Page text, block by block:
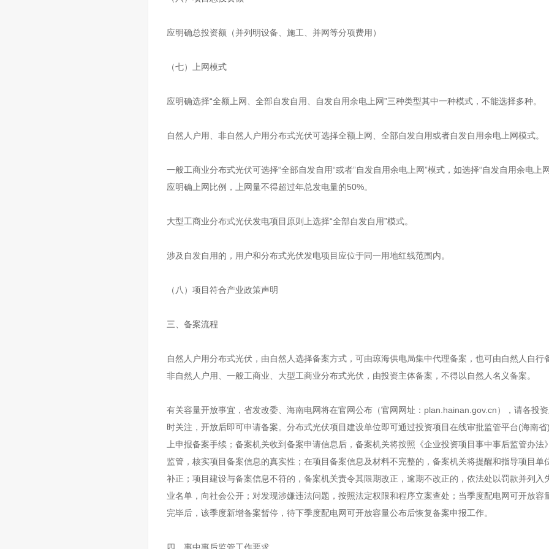
应明确总投资额（并列明设备、施工、并网等分项费用）
（七）上网模式
应明确选择“全额上网、全部自发自用、自发自用余电上网”三种类型其中一种模式，不能选择多种。
自然人户用、非自然人户用分布式光伏可选择全额上网、全部自发自用或者自发自用余电上网模式。
一般工商业分布式光伏可选择“全部自发自用“或者”自发自用余电上网”模式，如选择“自发自用余电上
应明确上网比例，上网量不得超过年总发电量的50%。
大型工商业分布式光伏发电项目原则上选择“全部自发自用”模式。
涉及自发自用的，用户和分布式光伏发电项目应位于同一用地红线范围内。
（八）项目符合产业政策声明
三、备案流程
自然人户用分布式光伏，由自然人选择备案方式，可由琼海供电局集中代理备案，也可由自然人自行
非自然人户用、一般工商业、大型工商业分布式光伏，由投资主体备案，不得以自然人名义备案。
有关容量开放事宜，省发改委、海南电网将在官网公布（官网网址：plan.hainan.gov.cn），请各投
时关注，开放后即可申请备案。分布式光伏项目建设单位即可通过投资项目在线审批监管平台(海南
上申报备案手续；备案机关收到备案申请信息后，备案机关将按照《企业投资项目事中事后监管办法
监管，核实项目备案信息的真实性；在项目备案信息及材料不完整的，备案机关将提醒和指导项目单
补正；项目建设与备案信息不符的，备案机关责令其限期改正，逾期不改正的，依法处以罚款并列入
业名单，向社会公开；对发现涉嫌违法问题，按照法定权限和程序立案查处；当季度配电网可开放容
完毕后，该季度新增备案暂停，待下季度配电网可开放容量公布后恢复备案申报工作。